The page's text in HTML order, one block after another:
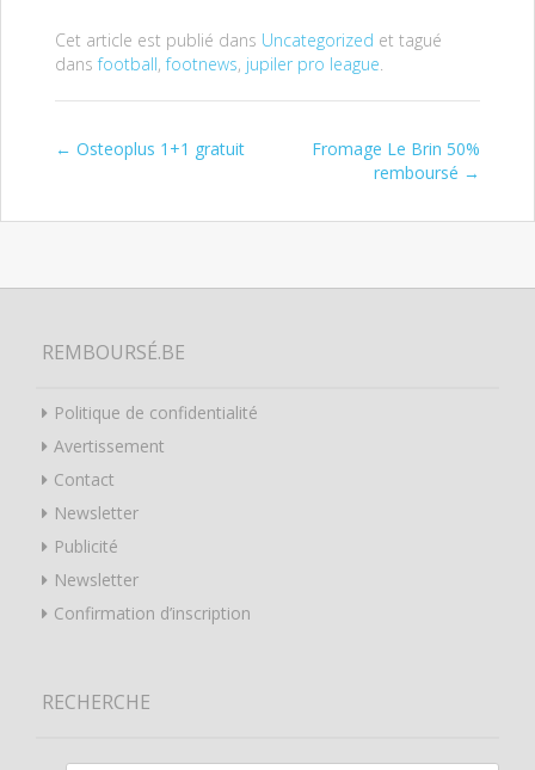
Cet article est publié dans Uncategorized et tagué
dansfootball,footnews, jupiler pro league.
← Osteoplus 1+1 gratuit
Fromage Le Brin 50%
remboursé →
REMBOURSÉ.BE
Politique de confidentialité
Avertissement
Contact
Newsletter
Publicité
Newsletter
Confirmation d’inscription
RECHERCHE